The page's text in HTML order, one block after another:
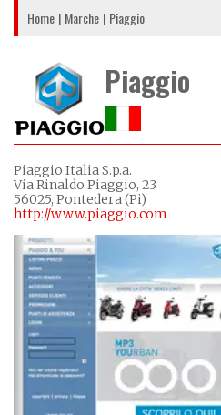
Home Marche Piaggio
Piaggio
Piaggio Italia S.p.a.
Via Rinaldo Piaggio, 23
56025, Pontedera (Pi)
http://www.piaggio.com